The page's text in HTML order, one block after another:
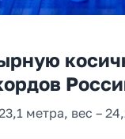
метра, вес –